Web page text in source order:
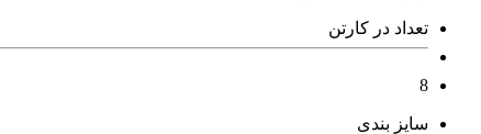
تعداد در کارتن
8
سایز بندی